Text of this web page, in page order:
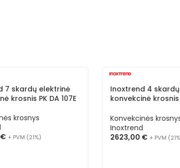
7 skardų elektrinė
krosnis PK DA 107E
krosnys
€ + PVM (21%)
Inoxtrend 4
konvekcinė krosnis
Konvekcinės
Inoxtrend
2623,00 € + PVM